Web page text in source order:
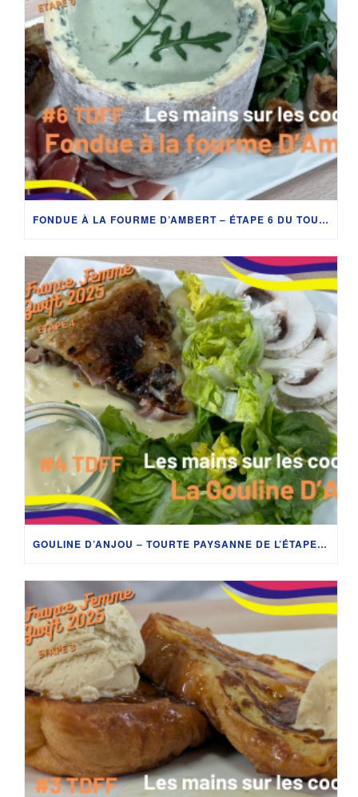
FONDUE À LA FOURME D’AMBERT – ÉTAPE 6 DU TOUR DE FRANCE FÉMININ
GOULINE D’ANJOU – TOURTE PAYSANNE DE L’ÉTAPE SAUMUR > POITIERS | LES MAINS SUR LES COCOTTES